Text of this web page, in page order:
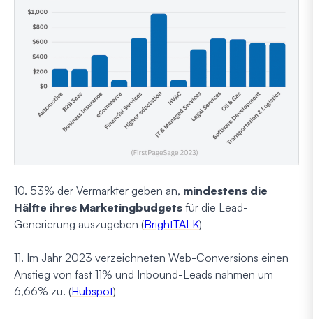
10. 53% der Vermarkter geben an, mindestens die
Hälfte ihres Marketingbudgets für die Lead-
Generierung auszugeben (BrightTALK)
11. Im Jahr 2023 verzeichneten Web-Conversions einen
Anstieg von fast 11% und Inbound-Leads nahmen um
6,66% zu. (Hubspot)